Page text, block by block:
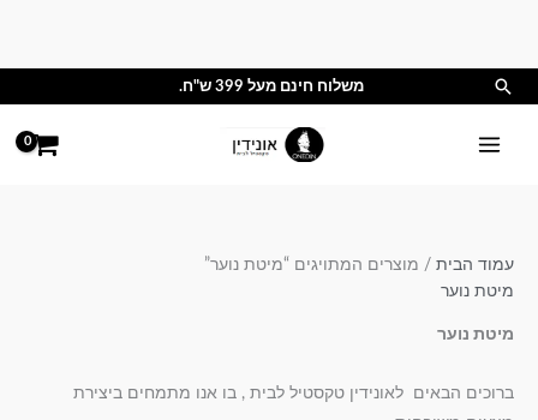
חיפוש משלוח חינם מעל 399 ש"ח.
עמוד הבית / מוצרים המתויגים “מיטת נוער”
מיטת נוער
מיטת נוער
ברוכים הבאים לאונידין טקסטיל לבית , בו אנו מתמחים ביצירת